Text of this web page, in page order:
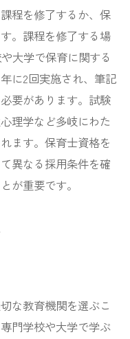
程を修了するか、保
。課程を修了する場
大学で保育に関する
に2回実施され、筆記
要があります。試験
理学など多岐にわた
ます。保育士資格を
異なる採用条件を確
が重要です。
な教育機関を選ぶこ
門学校や大学で学ぶ